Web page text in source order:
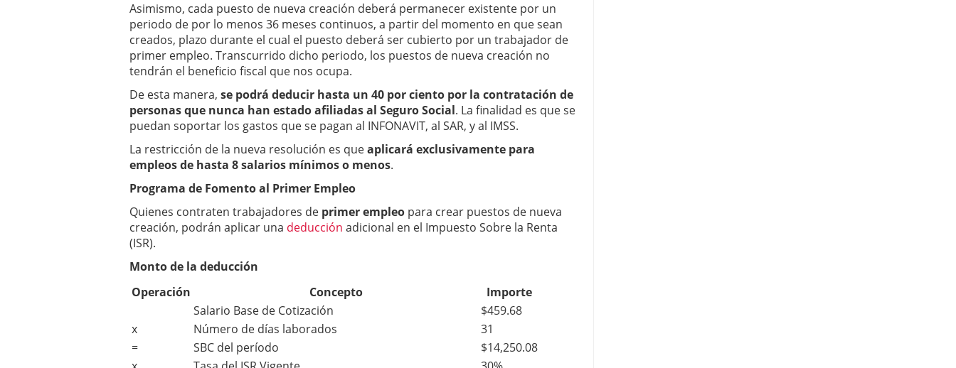
Asimismo, cada puesto de nueva creación deberá permanecer existente por un
periodo de por lo menos 36 meses continuos, a partir del momento en que sean
creados, plazo durante el cual el puesto deberá ser cubierto por un trabajador de
primer empleo. Transcurrido dicho periodo, los puestos de nueva creación no
tendrán el beneficio fiscal que nos ocupa.
De esta manera, se podrá deducir hasta un 40 por ciento por la contratación de
personas que nunca han estado afiliadas al Seguro Social. La finalidad es que se
puedan soportar los gastos que se pagan al INFONAVIT, al SAR, y al IMSS.
La restricción de la nueva resolución es queaplicará exclusivamente para
empleos de hasta 8 salarios mínimos o menos.
Programa de Fomento al Primer Empleo
Quienes contraten trabajadores de primer empleo para crear puestos de nueva
creación, podrán aplicar una deducción adicional en el Impuesto Sobre la Renta
(ISR).
Monto de la deducción
Operación
Concepto
Importe
Salario Base de Cotización
$459.68
x
Número de días laborados
31
=
SBC del período
$14,250.08